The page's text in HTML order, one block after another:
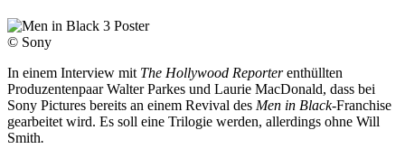
© Sony
In einem Interview mit The Hollywood Reporterenthüllten
Produzentenpaar Walter Parkes und Laurie MacDonald, dass bei
Sony Pictures bereits an einem Revival des Men in Black-Franchise
gearbeitet wird. Es soll eine Trilogie werden, allerdings ohne Will
Smith.